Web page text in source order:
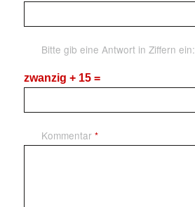
Bitte gib eine Antwort in Ziffern ein:
zwanzig + 15 =
Kommentar *